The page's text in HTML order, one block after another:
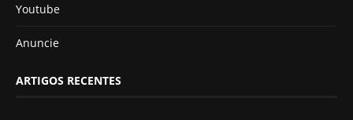
Youtube
Anuncie
ARTIGOS RECENTES